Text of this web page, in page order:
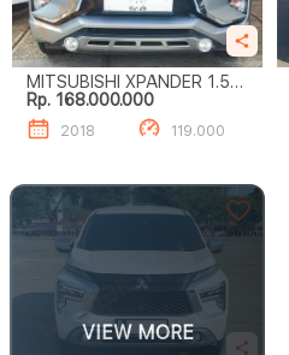
MITSUBISHI XPANDER 1.5L
ULTIMATE A/T
Rp. 168.000.000
2018 119.000
VIEW MORE